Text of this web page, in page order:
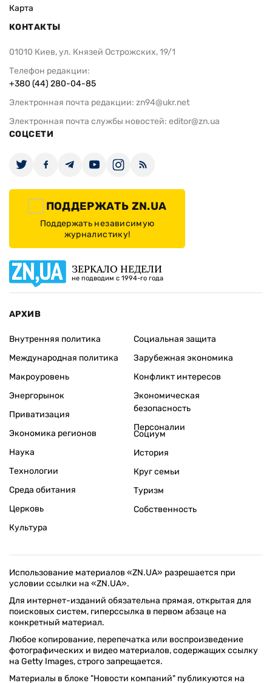
Карта
КОНТАКТЫ
01010 Киев, ул. Князей Острожских, 19/1
Телефон редакции:
+380 (44) 280-04-85
Электронная почта редакции: zn94@ukr.net
Электронная почта службы новостей: editor@zn.ua
СОЦСЕТИ
ПОДДЕРЖАТЬ ZN.UA
Поддержать независимую
журналистику!
ЗЕРКАЛО НЕДЕЛИ
не подводим с 1994-го года
АРХИВ
Внутренняя политика
Международная политика
Макроуровень
Энергорынок
Приватизация
Экономика регионов
Социальная защита
Зарубежная экономика
Конфликт интересов
Экономическая
безопасность
Персоналии
Наука
Технологии
Среда обитания
Церковь
Культура
Социум
История
Круг семьи
Туризм
Собственность
Использование материалов «ZN.UA» разрешается при
условии ссылки на «ZN.UA».
Для интернет-изданий обязательна прямая, открытая для
поисковых систем, гиперссылка в первом абзаце на
конкретный материал.
Любое копирование, перепечатка или воспроизведение
фотографических и видео материалов, содержащих ссылку
на Getty Images, строго запрещается.
Материалы в блоке "Новости компаний" публикуются на